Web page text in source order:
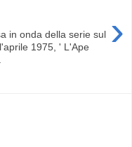
›
in onda della serie sul
1975, ' L'Ape